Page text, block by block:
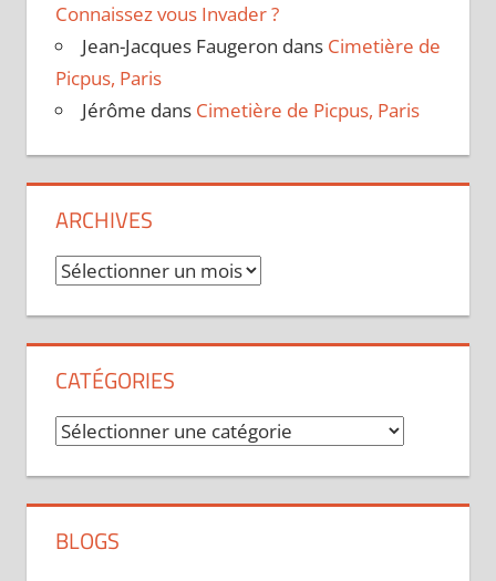
Connaissez vous Invader ?
Jean-Jacques Faugeron dans Cimetière de
Picpus, Paris
Jérôme dans Cimetière de Picpus, Paris
ARCHIVES
Archives
CATÉGORIES
Catégories
BLOGS